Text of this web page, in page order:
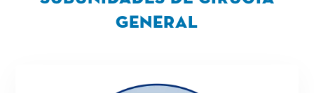
General